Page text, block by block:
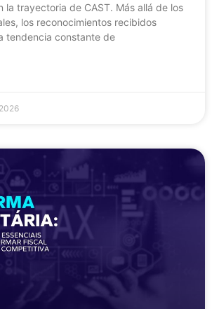
la trayectoria de CAST. Más allá de los
los reconocimientos recibidos
tendencia constante de